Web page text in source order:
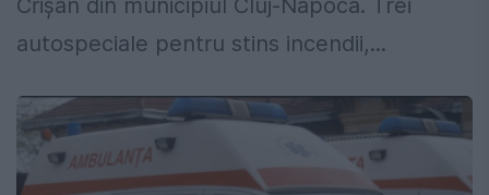
Crișan din municipiul Cluj-Napoca. Trei
autospeciale pentru stins incendii,...